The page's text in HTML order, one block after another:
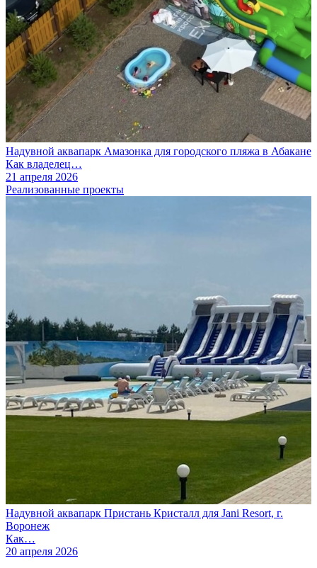
Надувной аквапарк Амазонка для городского пляжа в Абакане
Как владелец…
21 апреля 2026
Реализованные проекты
Надувной аквапарк Пристань Кристалл для Jani Resort, г.
Воронеж
Как…
20 апреля 2026